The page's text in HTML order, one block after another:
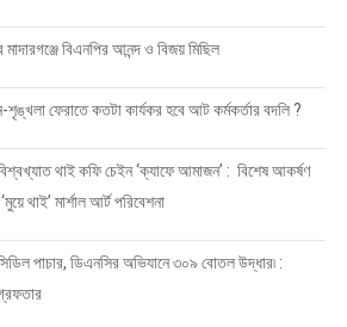
বিএনপির আনন্দ ও বিজয় মিছিল
ফেরাতে কতটা কার্যকর হবে আট কর্মকর্তার বদলি ?
বিশ্বখ্যাত থাই কফি চেইন ‘ক্যাফে আমাজন’ : বিশেষ আকর্ষণ
থাই’ মার্শাল আর্ট পরিবেশনা
পাচার, ডিএনসির অভিযানে ৩০৯ বোতল উদ্ধার৷ :